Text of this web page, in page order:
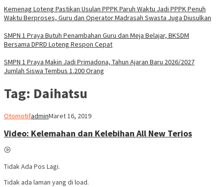
Kemenag Loteng Pastikan Usulan PPPK Paruh Waktu Jadi PPPK Penuh
Waktu Berproses, Guru dan Operator Madrasah Swasta Juga Diusulkan
SMPN 1 Praya Butuh Penambahan Guru dan Meja Belajar, BKSDM
Bersama DPRD Loteng Respon Cepat
SMPN 1 Praya Makin Jadi Primadona, Tahun Ajaran Baru 2026/2027
Jumlah Siswa Tembus 1.200 Orang
Tag: Daihatsu
OtomotifadminMaret 16, 2019
Video: Kelemahan dan Kelebihan All New Terios
Tidak Ada Pos Lagi.
Tidak ada laman yang di load.